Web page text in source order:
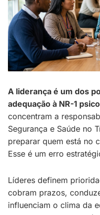
A liderança é um dos
adequação à NR-1
concentram a
Segurança e Saúde no
preparar quem está no
Esse é um erro
Líderes definem
cobram prazos,
influenciam o clima da